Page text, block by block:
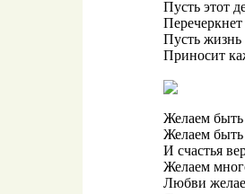
Пусть этот
Пусть жизнь
Приносит
Желаем быть
Желаем быть
И счастья
Желаем
Любви